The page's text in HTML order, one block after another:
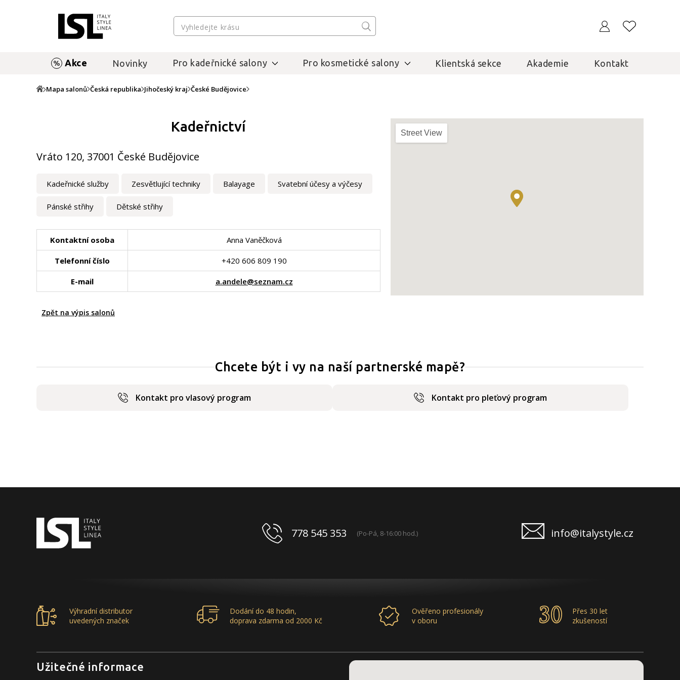
Akce Novinky Pro kadeřnické salony Pro kosmetické salony Klientská sekce Akademie Kontakt
Mapa salonů Česká republika Jihočeský kraj České Budějovice
Kadeřnictví
Vráto 120, 37001 České Budějovice
Kadeřnické služby Zesvětlující techniky Balayage Svatební účesy a výčesy
Pánské střihy Dětské střihy
Kontaktní osoba Anna Vaněčková
Telefonní číslo +420 606 809 190
E-mail a.andele@seznam.cz
Street View
Zpět na výpis salonů
Chcete být i vy na naší partnerské mapě?
Kontakt pro vlasový program Kontakt pro pleťový program
778 545 353 (Po-Pá, 8-16:00 hod.) info@italystyle.cz
Výhradní distributor
uvedených značek
Dodání do 48 hodin,
doprava zdarma od 2000 Kč
Ověřeno profesionály
v oboru
Přes 30 let
zkušeností
Užitečné informace